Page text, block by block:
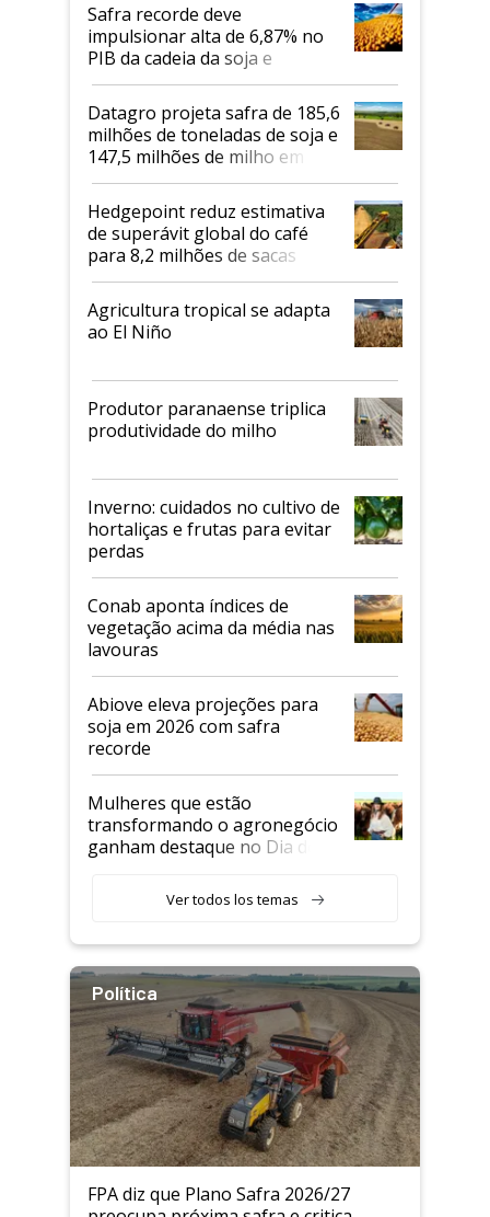
Safra recorde deve
impulsionar alta de 6,87% no
PIB da cadeia da soja e
biodiesel em 2026
Datagro projeta safra de 185,6
milhões de toneladas de soja e
147,5 milhões de milho em
2026/27
Hedgepoint reduz estimativa
de superávit global do café
para 8,2 milhões de sacas
Agricultura tropical se adapta
ao El Niño
Produtor paranaense triplica
produtividade do milho
Inverno: cuidados no cultivo de
hortaliças e frutas para evitar
perdas
Conab aponta índices de
vegetação acima da média nas
lavouras
Abiove eleva projeções para
soja em 2026 com safra
recorde
Mulheres que estão
transformando o agronegócio
ganham destaque no Dia do
Ver todos los temas
Política
FPA diz que Plano Safra 2026/27